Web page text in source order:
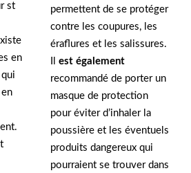
st
en
permettent de se protéger
contre les coupures, les
éraflures et les salissures.
est également
recommandé de porter un
masque de protection
pour éviter d’inhaler la
poussière et les éventuels
produits dangereux qui
pourraient se trouver dans